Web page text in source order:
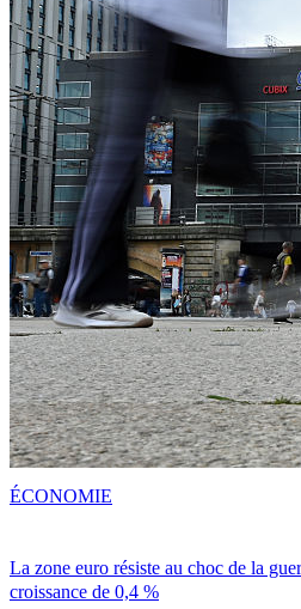
La zone euro résiste au choc de la
croissance de 0,4 %
ÉCONOMIE